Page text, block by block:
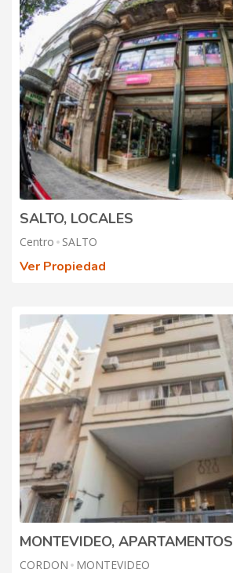
SALTO, LOCALES
Centro SALTO
Ver Propiedad
MONTEVIDEO, APARTAMENTOS
CORDON MONTEVIDEO